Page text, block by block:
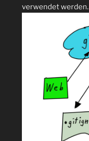
verwendet werden.